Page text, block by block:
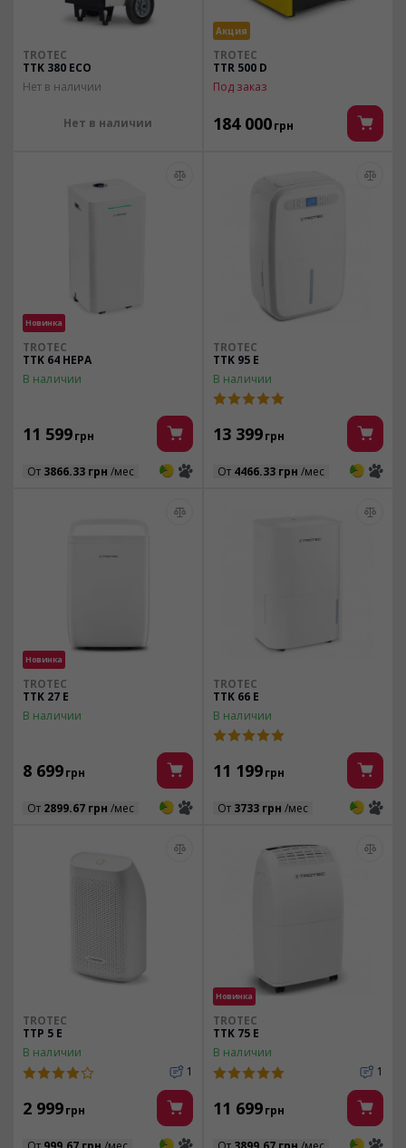
TROTEC
TTK 380 ECO
Нет в наличии
Нет в наличии
Акция
TROTEC
TTR 500 D
Под заказ
184 000грн
Новинка
TROTEC
TTK 64 HEPA
В наличии
11 599грн
От 3866.33 грн /мес 3 3
TROTEC
TTK 95 E
В наличии
13 399грн
От 4466.33 грн /мес 3 3
Новинка
TROTEC
TTK 27 E
В наличии
8 699грн
От 2899.67 грн /мес 3 3
TROTEC
TTK 66 E
В наличии
11 199грн
От 3733 грн /мес 3 3
TROTEC
TTP 5 E
В наличии
1
2 999грн
3 3
Новинка
TROTEC
TTK 75 E
В наличии
1
11 699грн
3 3